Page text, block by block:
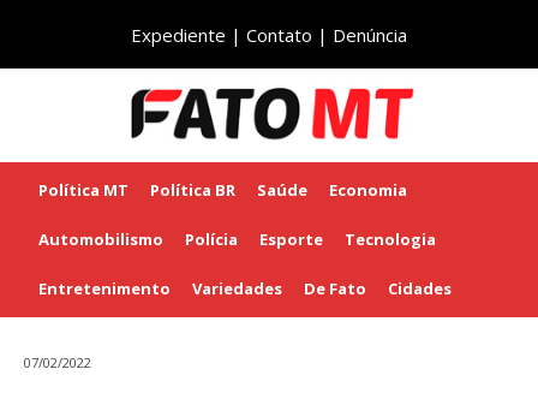
Expediente | Contato | Denúncia
Política MT Política BR Saúde Economia
Automobilismo Polícia Esporte Tecnologia
Entretenimento Variedades De Fato Cidades
07/02/2022